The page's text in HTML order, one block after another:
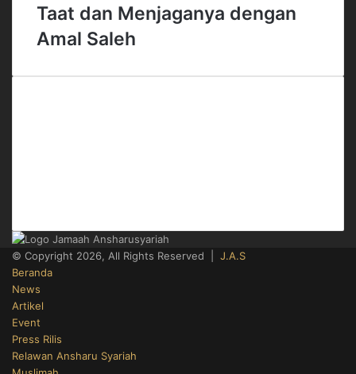
Taat dan Menjaganya dengan
Amal Saleh
© Copyright 2026, All Rights Reserved | J.A.S
Beranda
News
Artikel
Event
Press Rilis
Relawan Ansharu Syariah